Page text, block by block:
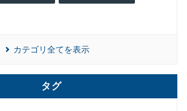
カテゴリ全てを表示
タグ